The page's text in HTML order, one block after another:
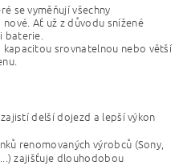
se vyměňují všechny
Ať už z důvodu snížené
baterie.
srovnatelnou nebo větší
delší dojezd a lepší výkon
renomovaných výrobců (Sony,
...) zajišťuje dlouhodobou